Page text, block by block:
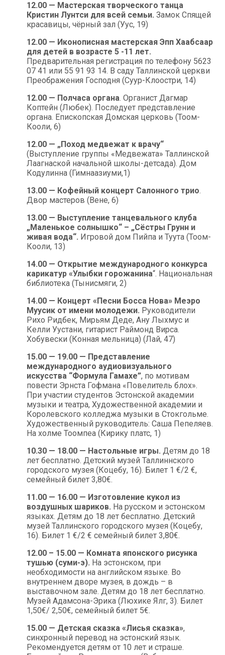
12.00 — Мастерская творческого танца
Кристин Лунтси для всей семьи. Замок Спящей
красавицы, чёрный зал (Уус, 19)
12.00 — Иконописная мастерская Эпп Хаабсаар
для детей в возрасте 5 -11 лет.
Предварительная регистрация по телефону 5623
07 41 или 55 91 93 14. В саду Таллинской церкви
Преображения Господня (Суур-Клоостри, 14)
12.00 — Полчаса органа. Органист Дагмар
Коптейн (Любек). Последует представление
органа. Епископская Домская церковь (Тоом-
Кооли, 6)
12.00 — „Поход медвежат к врачу“
(Выступление группы «Медвежата» Таллинской
Лаагнаской начальной школы-детсада). Дом
Кодулинна (Гимнаазиуми,1)
13.00 — Кофейный концерт Салонного трио.
Двор мастеров (Вене, 6)
13.00 — Выступление танцевального клуба
„Маленькое солнышко“ – „Сёстры Грунн и
живая вода“. Игровой дом Пийпа и Туута (Тоом-
Кооли, 13)
14.00 — Открытие международного конкурса
карикатур «Улыбки горожанина“. Национальная
библиотека (Тынисмяги, 2)
14.00 — Концерт «Песни Босса Нова» Меэро
Муусик от имени молодежи. Руководители
Рихо Ридбек, Мирьям Деде, Ану Лыхмус и
Келли Уустани, гитарист Раймонд Вирса.
Хобувески (Конная мельница) (Лай, 47)
15.00 — 19.00 — Представление
международного аудиовизуального
искусства “Формула Гамахе”, по мотивам
повести Эрнста Гофмана «Повелитель блох».
При участии студентов Эстонской академии
музыки и театра, Художественной академии и
Королевского колледжа музыки в Стокгольме.
Художественный руководитель: Саша Пепеляев.
На холме Тоомпеа (Кирику платс, 1)
10.30 — 18.00 — Настольные игры. Детям до 18
лет бесплатно. Детский музей Таллиннского
городского музея (Коцебу, 16). Билет 1 €/2 €,
семейный билет 3,80€.
11.00 — 16.00 — Изготовление кукол из
воздушных шариков. На русском и эстонском
языках. Детям до 18 лет бесплатно. Детский
музей Таллинского городского музея (Коцебу,
16). Билет 1 €/2 € семейный билет 3,80€.
12.00 – 15.00 — Комната японского рисунка
тушью (суми-э). На эстонском, при
необходимости на английском языке. Во
внутреннем дворе музея, в дождь – в
выставочном зале. Детям до 18 лет бесплатно.
Музей Адамсона-Эрика (Люхике Ялг, 3). Билет
1,50€/ 2,50€, семейный билет 5€.
15.00 — Детская сказка «Лисья сказка»,
синхронный перевод на эстонский язык.
Рекомендуется детям от 10 лет и страше.